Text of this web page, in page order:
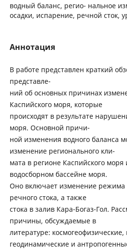
водный баланс, регио- нальное
осадки, испарение, речной сток,
Аннотация
В работе представлен краткий
представле-
ний об основных причинах
Каспийского моря, которые
происходят в результате
моря. Основной причи-
ной изменения водного баланса
изменение регионального кли-
мата в регионе Каспийского
водосборном бассейне моря.
Оно включает изменение режима
речного стока, а также
стока в залив Кара-Богаз-Гол.
причины, обсуждаемые в
литературе: космогеофизические,
геодинамические и